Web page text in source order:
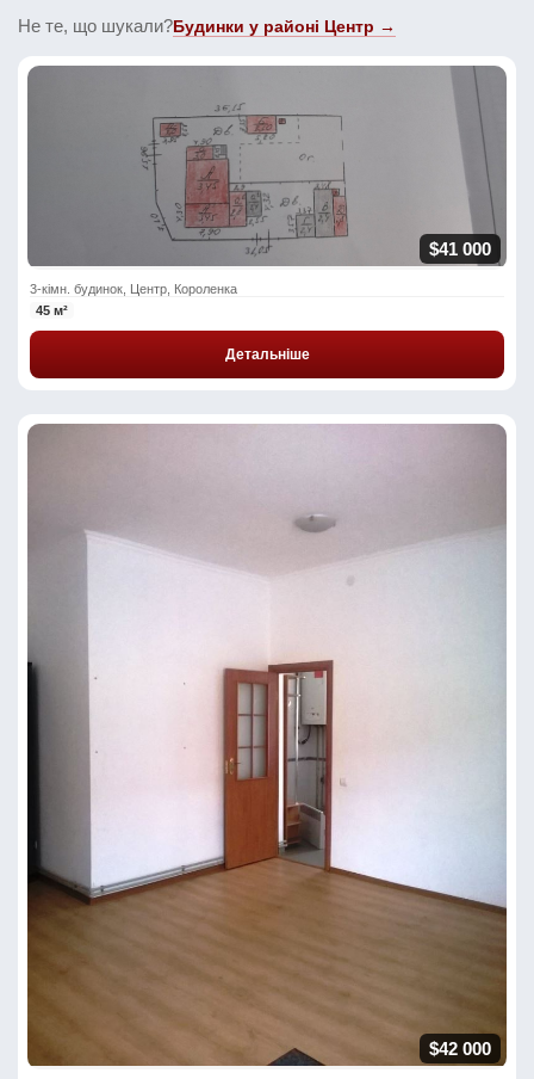
Не те, що шукали?Будинки у районі Центр →
$41 000
3-кімн. будинок, Центр, Короленка
45 м²
Детальніше
$42 000